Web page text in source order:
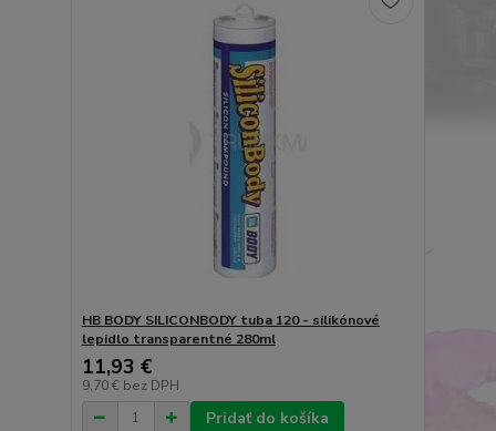
HB BODY SILICONBODY tuba 120 - silikónové
lepidlo transparentné 280ml
11,93 €
9,70 € bez DPH
Pridať do košíka